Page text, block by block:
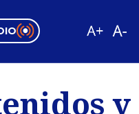
y